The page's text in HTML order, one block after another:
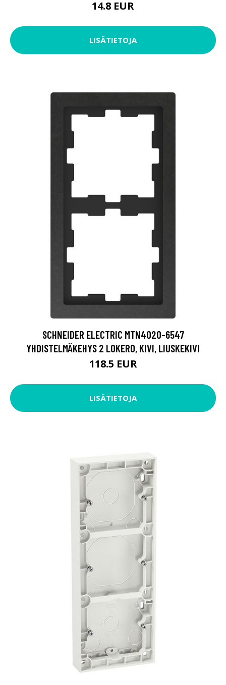
14.8 EUR
LISÄTIETOJA
SCHNEIDER ELECTRIC MTN4020-6547
YHDISTELMÄKEHYS 2 LOKERO, KIVI, LIUSKEKIVI
118.5 EUR
LISÄTIETOJA